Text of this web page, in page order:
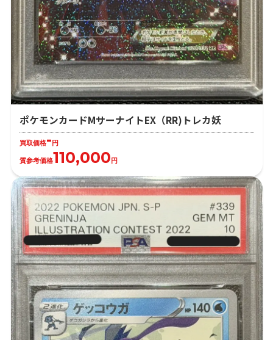
ポケモンカードMサーナイトEX（RR)トレカ妖
買取価格- 円
質参考価格110,000 円